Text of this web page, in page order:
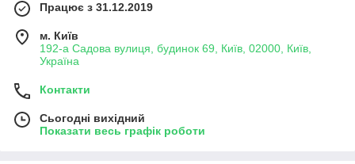
Працює з 31.12.2019
м. Київ
192-а Садова вулиця, будинок 69, Київ, 02000, Київ,
Україна
Контакти
Сьогодні вихідний
Показати весь графік роботи